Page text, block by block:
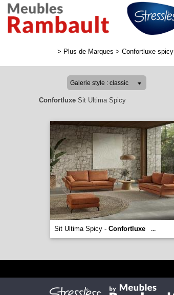
> Plus de Marques > Confortluxe spicy
Confortluxe Sit Ultima Spicy
Sit Ultima Spicy - Confortluxe ...